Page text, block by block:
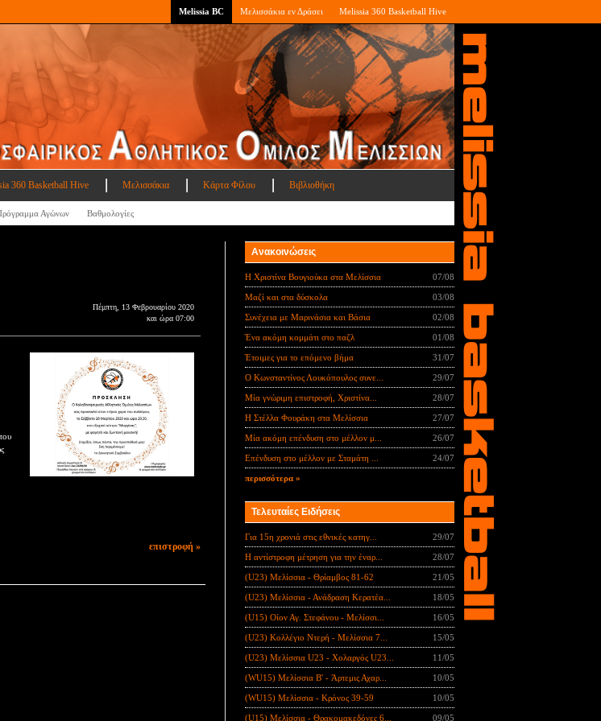
Melissia BC Μελισσάκια εν Δράσει Melissia 360 Basketball Hive
360 Basketball Hive Μελισσάκια Κάρτα Φίλου Βιβλιοθήκη
Αγώνων Βαθμολογίες
Πέμπτη, 13 Φεβρουαρίου 2020
και ώρα 07:00
επιστροφή »
Ανακοινώσεις
Η Χριστίνα Βουγιούκα στα Μελίσσια 07/08
Μαζί και στα δύσκολα 03/08
Συνέχεια με Μαρινάσια και Βάσια 02/08
Ένα ακόμη κομμάτι στο παζλ 01/08
Έτοιμες για το επόμενο βήμα 31/07
Ο Κωνσταντίνος Λουκόπουλος συνε... 29/07
Μία γνώριμη επιστροφή, Χριστίνα... 28/07
Η Στέλλα Φουράκη στα Μελίσσια 27/07
Μία ακόμη επένδυση στο μέλλον μ... 26/07
Επένδυση στο μέλλον με Σταμάτη ... 24/07
περισσότερα »
Τελευταίες Ειδήσεις
Για 15η χρονιά στις εθνικές κατηγ... 29/07
Η αντίστροφη μέτρηση για την έναρ... 28/07
(U23) Μελίσσια - Θρίαμβος 81-62 21/05
(U23) Μελίσσια - Ανάδραση Κερατέα... 18/05
(U15) Οίον Αγ. Στεφάνου - Μελίσσι... 16/05
(U23) Κολλέγιο Ντερή - Μελίσσια 7... 15/05
(U23) Μελίσσια U23 - Χολαργός U23... 11/05
(WU15) Μελίσσια B' - Άρτεμις Αχαρ... 10/05
(WU15) Μελίσσια - Κρόνος 39-59 10/05
(U15) Μελίσσια - Θρακομακεδόνες 6... 09/05